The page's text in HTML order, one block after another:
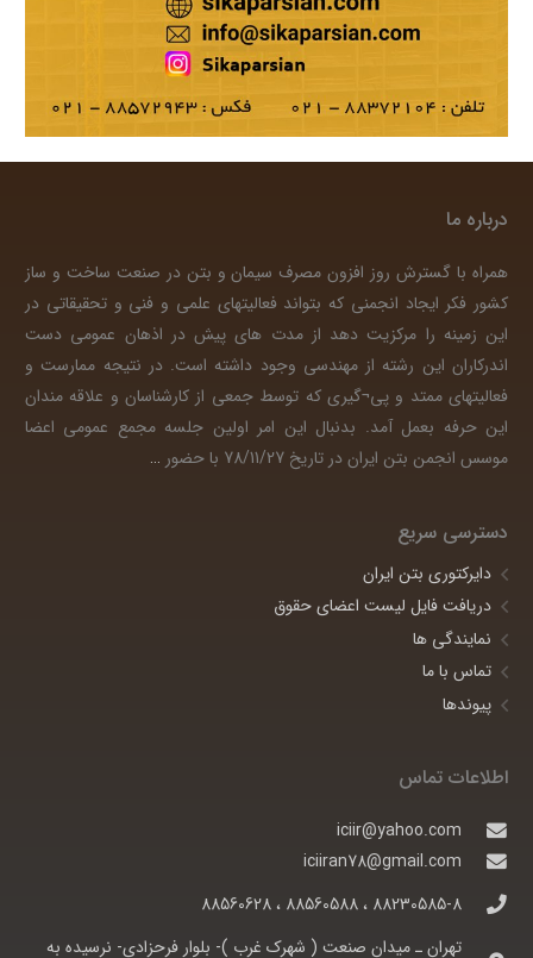
درباره ما
همراه با گسترش روز افزون مصرف سیمان و بتن در صنعت ساخت و ساز
کشور فکر ایجاد انجمنی که بتواند فعالیتهای علمی و فنی و تحقیقاتی در
این زمینه را مرکزیت دهد از مدت های پیش در اذهان عمومی دست
اندرکاران این رشته از مهندسی وجود داشته است. در نتیجه ممارست و
فعالیتهای ممتد و پی¬گیری که توسط جمعی از کارشناسان و علاقه مندان
این حرفه بعمل آمد. بدنبال این امر اولین جلسه مجمع عمومی اعضا
موسس انجمن بتن ایران در تاریخ 78/11/27 با حضور
…
دسترسی سریع
دایرکتوری بتن ایران
دریافت فایل لیست اعضای حقوق
نمایندگی ها
تماس با ما
پیوندها
اطلاعات تماس
iciir@yahoo.com
iciiran78@gmail.com
88230585-8 ، 88560588 ، 88560628
تهران ـ ميدان صنعت ( شهرک غرب )- بلوار فرحزادی- نرسيده به